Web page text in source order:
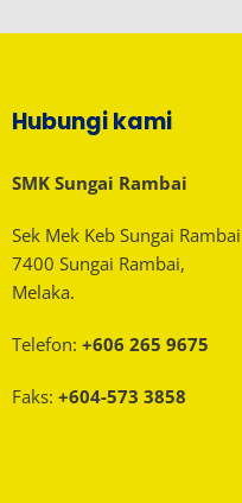
Hubungi kami
SMK Sungai Rambai
Sek Mek Keb Sungai Rambai
7400 Sungai Rambai,
Melaka.
Telefon: +606 265 9675
Faks: +604-573 3858